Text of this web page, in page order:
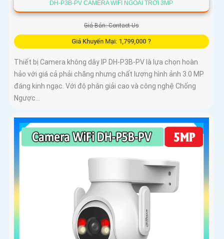
DH-P3B-PV CAMERA WIFI NGOÀI TRỜI 3MP
Giá Bán: Contact Us
Giá Khuyến Mại: 1,799,000 ?
Thiết bị Camera không dây IP DH-P3B-PV là lựa chọn hoàn
hảo với giá cả phải chăng nhưng chất lượng hình ảnh 3.0 MP
đáng kinh ngạc. Với độ phân giải cao và công nghệ Chống
Ngược...